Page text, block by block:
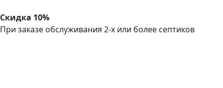
Скидка 10%
При заказе обслуживания 2-х или более септиков